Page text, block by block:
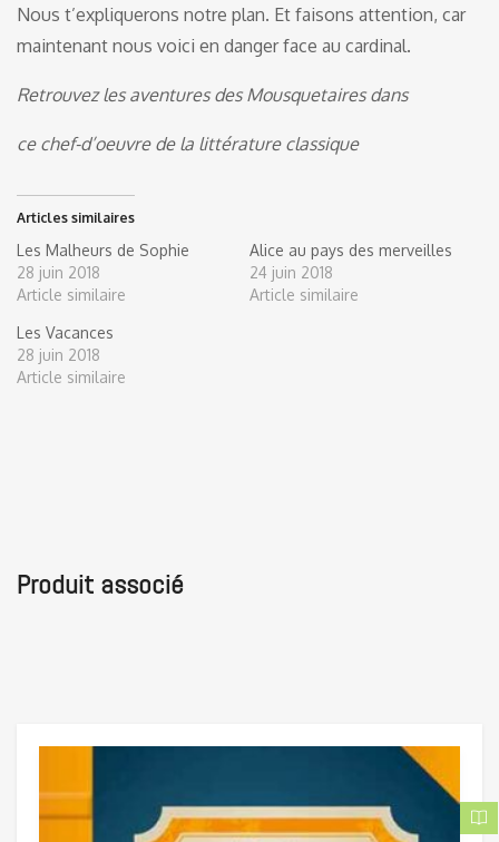
Nous t’expliquerons notre plan. Et faisons attention, car
maintenant nous voici en danger face au cardinal.
Retrouvez les aventures des Mousquetaires dans
ce chef-d’oeuvre de la littérature classique
Articles similaires
Les Malheurs de Sophie
28 juin 2018
Article similaire
Alice au pays des merveilles
24 juin 2018
Article similaire
Les Vacances
28 juin 2018
Article similaire
Produit associé